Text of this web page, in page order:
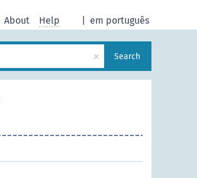
em português
About Help
× Search